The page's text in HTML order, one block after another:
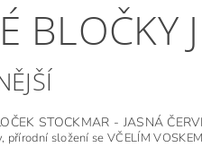
BLOČKY
STOCKMAR - JASNÁ
přírodní složení se VČELÍM